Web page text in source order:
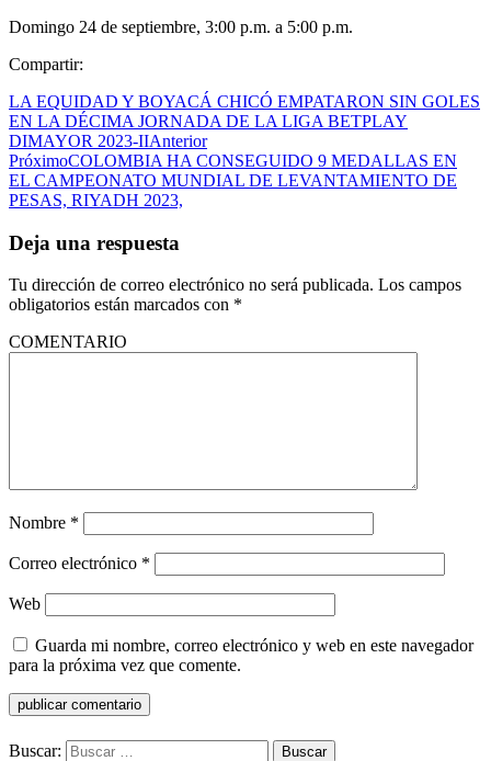
Domingo 24 de septiembre, 3:00 p.m. a 5:00 p.m.
Compartir:
LA EQUIDAD Y BOYACÁ CHICÓ EMPATARON SIN GOLES
EN LA DÉCIMA JORNADA DE LA LIGA BETPLAY
DIMAYOR 2023-IIAnterior
PróximoCOLOMBIA HA CONSEGUIDO 9 MEDALLAS EN
EL CAMPEONATO MUNDIAL DE LEVANTAMIENTO DE
PESAS, RIYADH 2023,
Deja una respuesta
Tu dirección de correo electrónico no será publicada. Los campos
obligatorios están marcados con *
COMENTARIO
Nombre *
Correo electrónico *
Web
Guarda mi nombre, correo electrónico y web en este navegador
para la próxima vez que comente.
Buscar: